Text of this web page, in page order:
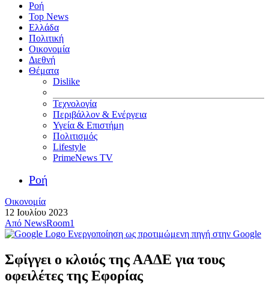
Ροή
Top News
Ελλάδα
Πολιτική
Οικονομία
Διεθνή
Θέματα
Dislike
Τεχνολογία
Περιβάλλον & Ενέργεια
Υγεία & Επιστήμη
Πολιτισμός
Lifestyle
PrimeNews TV
Ροή
Οικονομία
12 Ιουλίου 2023
Από NewsRoom1
Ενεργοποίηση ως προτιμώμενη πηγή στην Google
Σφίγγει ο κλοιός της ΑΑΔΕ για τους
οφειλέτες της Εφορίας